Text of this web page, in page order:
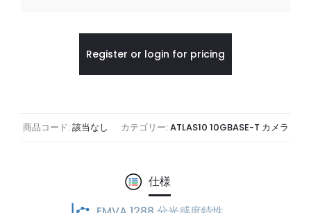
Register or login for pricing
商品コード:該当なし カテゴリー:ATLAS10 10GBASE-T カメラ
仕様